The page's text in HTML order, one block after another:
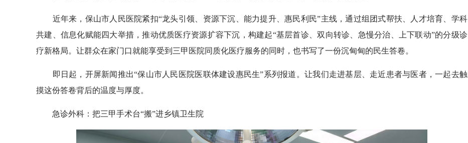
近年来，保山市人民医院紧扣“龙头引领、资源下沉、能力提升、惠民利民”主线，通过组团式帮扶、人才培育、学科
共建、信息化赋能四大举措，推动优质医疗资源扩容下沉，构建起“基层首诊、双向转诊、急慢分治、上下联动”的分级诊
疗新格局。让群众在家门口就能享受到三甲医院同质化医疗服务的同时，也书写了一份沉甸甸的民生答卷。
即日起，开屏新闻推出“保山市人民医院医联体建设惠民生”系列报道。让我们走进基层、走近患者与医者，一起去触
摸这份答卷背后的温度与厚度。
急诊外科：把三甲手术台“搬”进乡镇卫生院